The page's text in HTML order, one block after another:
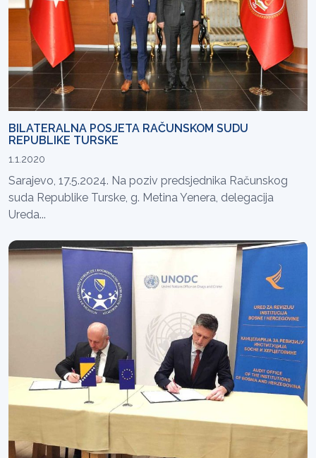
BILATERALNA POSJETA RAČUNSKOM SUDU
REPUBLIKE TURSKE
1.1.2020
Sarajevo, 17.5.2024. Na poziv predsjednika Računskog
suda Republike Turske, g. Metina Yenera, delegacija
Ureda...